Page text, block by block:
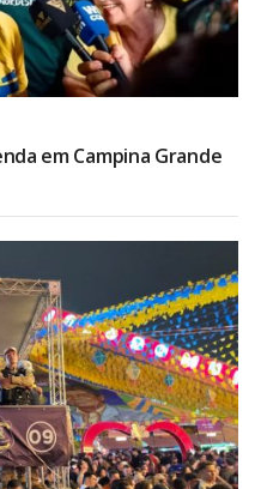
em Campina Grande